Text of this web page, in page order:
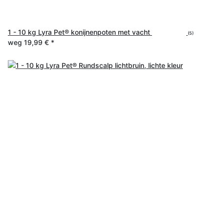
1 - 10 kg Lyra Pet® konijnenpoten met vacht (5)
weg 19,99 € *